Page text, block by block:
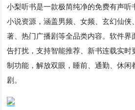
小梨听书是一款极简纯净的免费有声
小说资源，涵盖男频、女频、玄幻仙侠
著、热门广播剧等全品类内容。软件
告打扰，支持智能推荐、新书连载实
制功能，解放双眼，睡前、通勤、休闲
剧。